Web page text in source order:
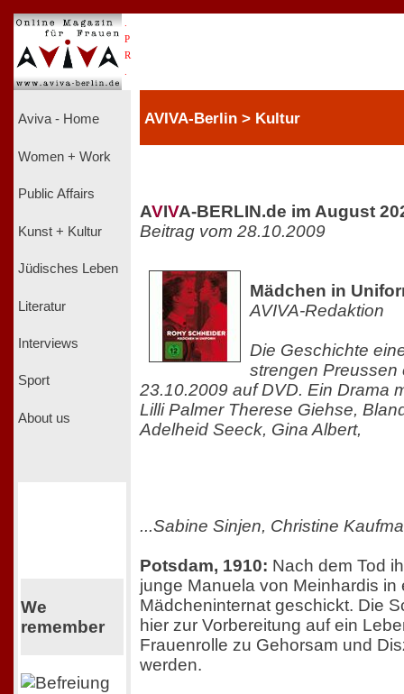
P
R
Aviva - Home
Women + Work
Public Affairs
Kunst + Kultur
Jüdisches Leben
Literatur
Interviews
Sport
About us
We
remember
AVIVA-Berlin > Kultur
AVIVA-BERLIN.de im August
Beitrag vom 28.10.2009
Mädchen in
AVIVA-Redaktion
Die Geschichte
strengen Preussen
23.10.2009 auf DVD. Ein Drama
Lilli Palmer Therese Giehse,
Adelheid Seeck, Gina Albert,
...Sabine Sinjen, Christine
Potsdam, 1910: Nach dem Tod
junge Manuela von Meinhardis in
Mädcheninternat geschickt. Die
hier zur Vorbereitung auf ein
Frauenrolle zu Gehorsam und
werden.